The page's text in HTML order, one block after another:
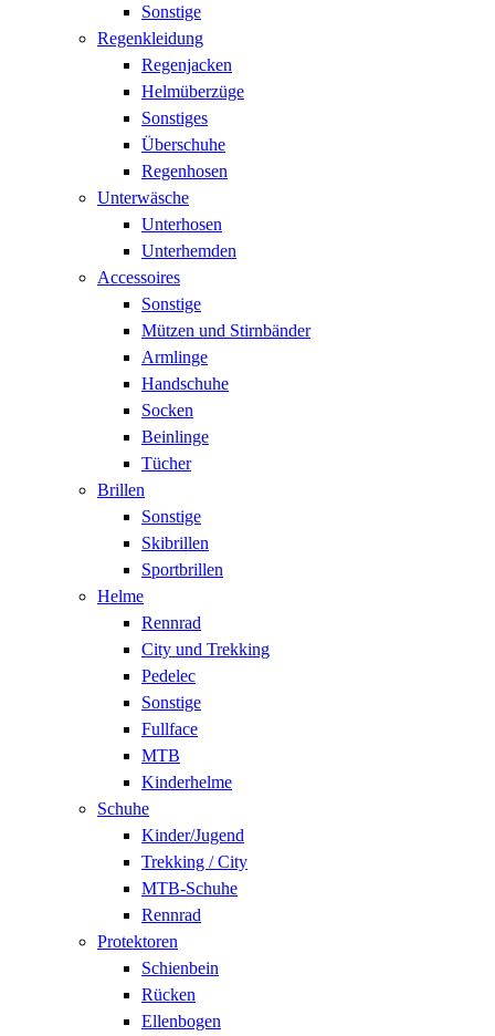
Sonstige
Regenkleidung
Regenjacken
Helmüberzüge
Sonstiges
Überschuhe
Regenhosen
Unterwäsche
Unterhosen
Unterhemden
Accessoires
Sonstige
Mützen und Stirnbänder
Armlinge
Handschuhe
Socken
Beinlinge
Tücher
Brillen
Sonstige
Skibrillen
Sportbrillen
Helme
Rennrad
City und Trekking
Pedelec
Sonstige
Fullface
MTB
Kinderhelme
Schuhe
Kinder/Jugend
Trekking / City
MTB-Schuhe
Rennrad
Protektoren
Schienbein
Rücken
Ellenbogen